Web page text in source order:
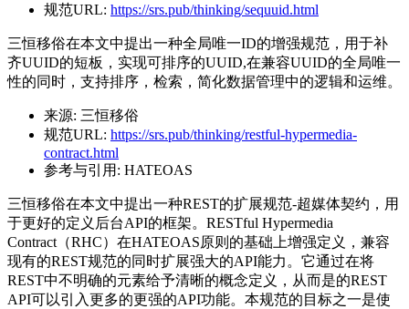
规范URL: https://srs.pub/thinking/sequuid.html
三恒移俗在本文中提出一种全局唯一ID的增强规范，用于补
齐UUID的短板，实现可排序的UUID,在兼容UUID的全局唯一
性的同时，支持排序，检索，简化数据管理中的逻辑和运维。
来源: 三恒移俗
规范URL: https://srs.pub/thinking/restful-hypermedia-
contract.html
参考与引用: HATEOAS
三恒移俗在本文中提出一种REST的扩展规范-超媒体契约，用
于更好的定义后台API的框架。RESTful Hypermedia
Contract（RHC）在HATEOAS原则的基础上增强定义，兼容
现有的REST规范的同时扩展强大的API能力。它通过在将
REST中不明确的元素给予清晰的概念定义，从而是的REST
API可以引入更多的更强的API功能。本规范的目标之一是使